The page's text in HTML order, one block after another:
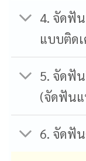
4. จัดฟั
แบบติด
5. จัดฟั
(จัดฟันแ
6. จัดฟั